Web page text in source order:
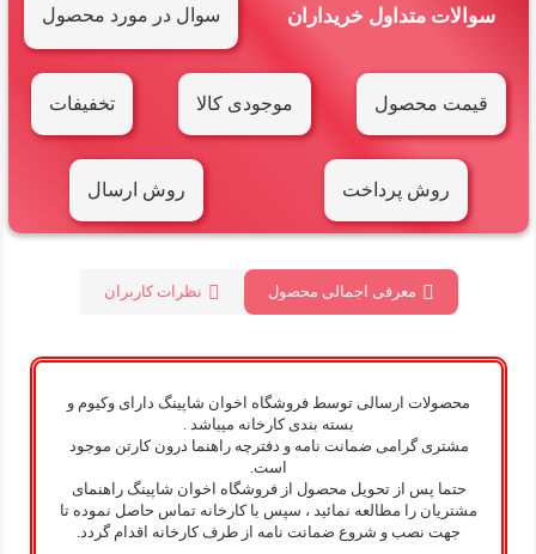
سوالات متداول خریداران سوال در مورد محصول
قیمت محصول موجودی کالا تخفیفات
روش پرداخت روش ارسال
معرفی اجمالی محصول نظرات کاربران
محصولات ارسالی توسط فروشگاه اخوان شاپینگ دارای وکیوم و
بسته بندی کارخانه میباشد .
مشتری گرامی ضمانت نامه و دفترچه راهنما درون کارتن موجود
است.
حتما پس از تحویل محصول از فروشگاه اخوان شاپینگ راهنمای
مشتریان را مطالعه نمائید ، سپس با کارخانه تماس حاصل نموده تا
جهت نصب و شروع ضمانت نامه از طرف کارخانه اقدام گردد.